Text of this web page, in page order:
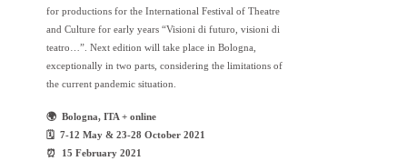
for productions for the International Festival of Theatre
and Culture for early years “Visioni di futuro, visioni di
teatro…”. Next edition will take place in Bologna,
exceptionally in two parts, considering the limitations of
the current pandemic situation.
🌍 Bologna, ITA + online
🗓 7-12 May & 23-28 October 2021
⏰ 15 February 2021